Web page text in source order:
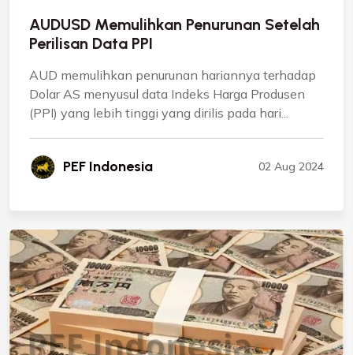
AUDUSD Memulihkan Penurunan Setelah
Perilisan Data PPI
AUD memulihkan penurunan hariannya terhadap
Dolar AS menyusul data Indeks Harga Produsen
(PPI) yang lebih tinggi yang dirilis pada hari...
PEF Indonesia 02 Aug 2024